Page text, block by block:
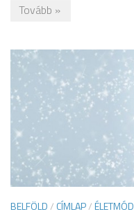
Tovább »
BELFÖLD/ CÍMLAP/ÉLETMÓD